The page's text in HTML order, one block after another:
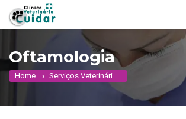
Oftamologia
Home Serviços Veterinários